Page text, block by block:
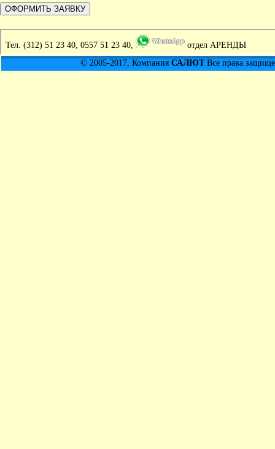
Тел. (312) 51 23 40, 0557 51 23 40,
отдел АРЕНДЫ
© 2005-2017, Компания САЛЮТВсе права